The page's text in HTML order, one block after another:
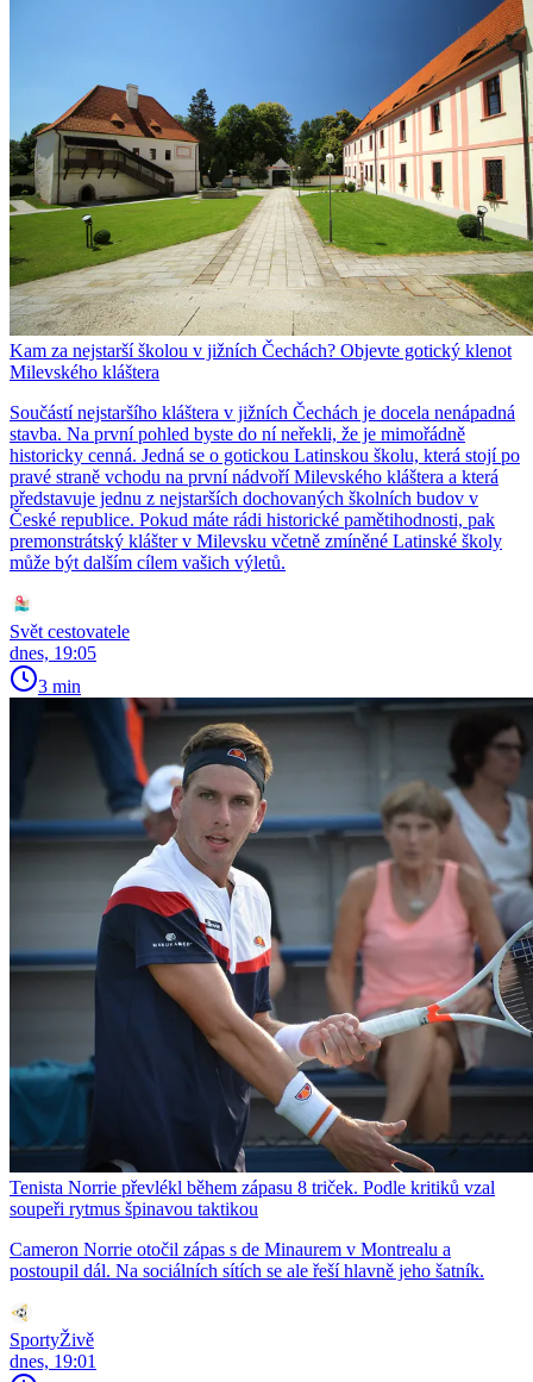
Kam za nejstarší školou v jižních Čechách? Objevte gotický klenot
Milevského kláštera
Součástí nejstaršího kláštera v jižních Čechách je docela nenápadná
stavba. Na první pohled byste do ní neřekli, že je mimořádně
historicky cenná. Jedná se o gotickou Latinskou školu, která stojí po
pravé straně vchodu na první nádvoří Milevského kláštera a která
představuje jednu z nejstarších dochovaných školních budov v
České republice. Pokud máte rádi historické pamětihodnosti, pak
premonstrátský klášter v Milevsku včetně zmíněné Latinské školy
může být dalším cílem vašich výletů.
Svět cestovatele
dnes, 19:05
3 min
Tenista Norrie převlékl během zápasu 8 triček. Podle kritiků vzal
soupeři rytmus špinavou taktikou
Cameron Norrie otočil zápas s de Minaurem v Montrealu a
postoupil dál. Na sociálních sítích se ale řeší hlavně jeho šatník.
SportyŽivě
dnes, 19:01